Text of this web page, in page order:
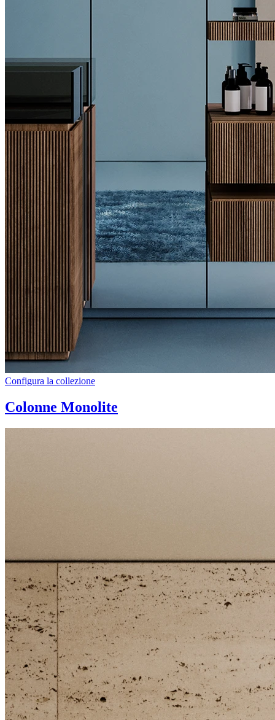
Configura la collezione
Colonne Monolite